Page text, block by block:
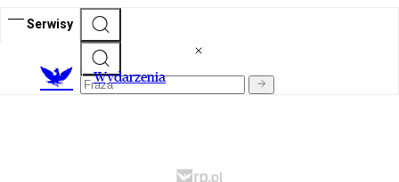
Serwisy
Wydarzenia